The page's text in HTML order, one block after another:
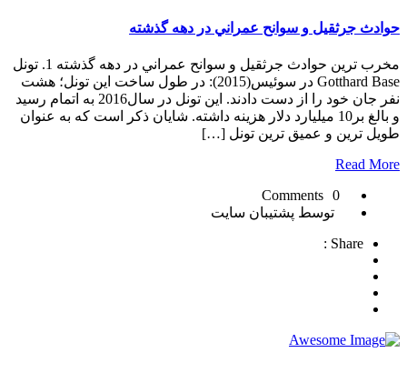
حوادث جرثقيل و سوانح عمراني در دهه گذشته
مخرب ترين حوادث جرثقيل و سوانح عمراني در دهه گذشته 1. تونل
Gotthard Base در سوئيس(2015): در طول ساخت اين تونل؛ هشت
نفر جان خود را از دست دادند. اين تونل در سال2016 به اتمام رسيد
و بالغ بر10 ميليارد دلار هزينه داشته. شايان ذکر است که به عنوان
طويل ترين و عميق ترين تونل […]
Read More
0 Comments
توسط پشتیبان سایت
Share :